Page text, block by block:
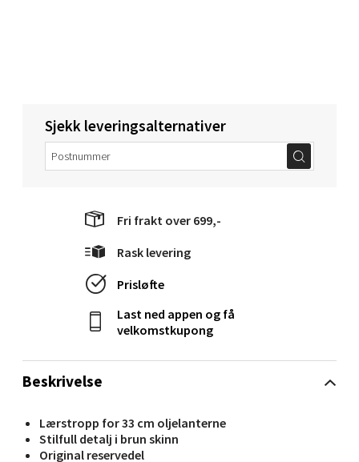
Beskrivelse
Lærstropp for 33 cm oljelanterne
Stilfull detalj i brun skinn
Original reservedel
Sjekk leveringsalternativer
Fri frakt over 699,-
Rask levering
Prisløfte
Last ned appen og få
velkomstkupong
Molde - Moldetorget
0 i butikk
Bolagsgata 1, 8514 Narvik
0 i butikk